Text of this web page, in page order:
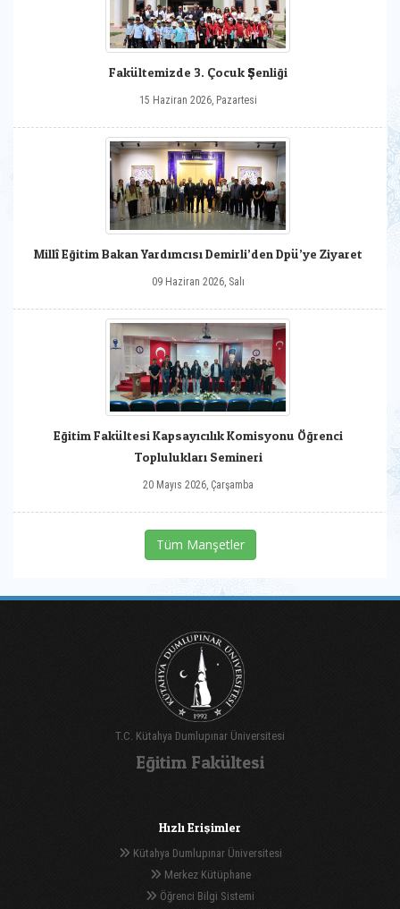
Fakültemizde 3. Çocuk Şenliği
15 Haziran 2026, Pazartesi
Millî Eğitim Bakan Yardımcısı Demirli’den Dpü’ye Ziyaret
09 Haziran 2026, Salı
Eğitim Fakültesi Kapsayıcılık Komisyonu Öğrenci
Toplulukları Semineri
20 Mayıs 2026, Çarşamba
Tüm Manşetler
T.C. Kütahya Dumlupınar Üniversitesi
Eğitim Fakültesi
Hızlı Erişimler
Kütahya Dumlupınar Üniversitesi
Merkez Kütüphane
Öğrenci Bilgi Sistemi